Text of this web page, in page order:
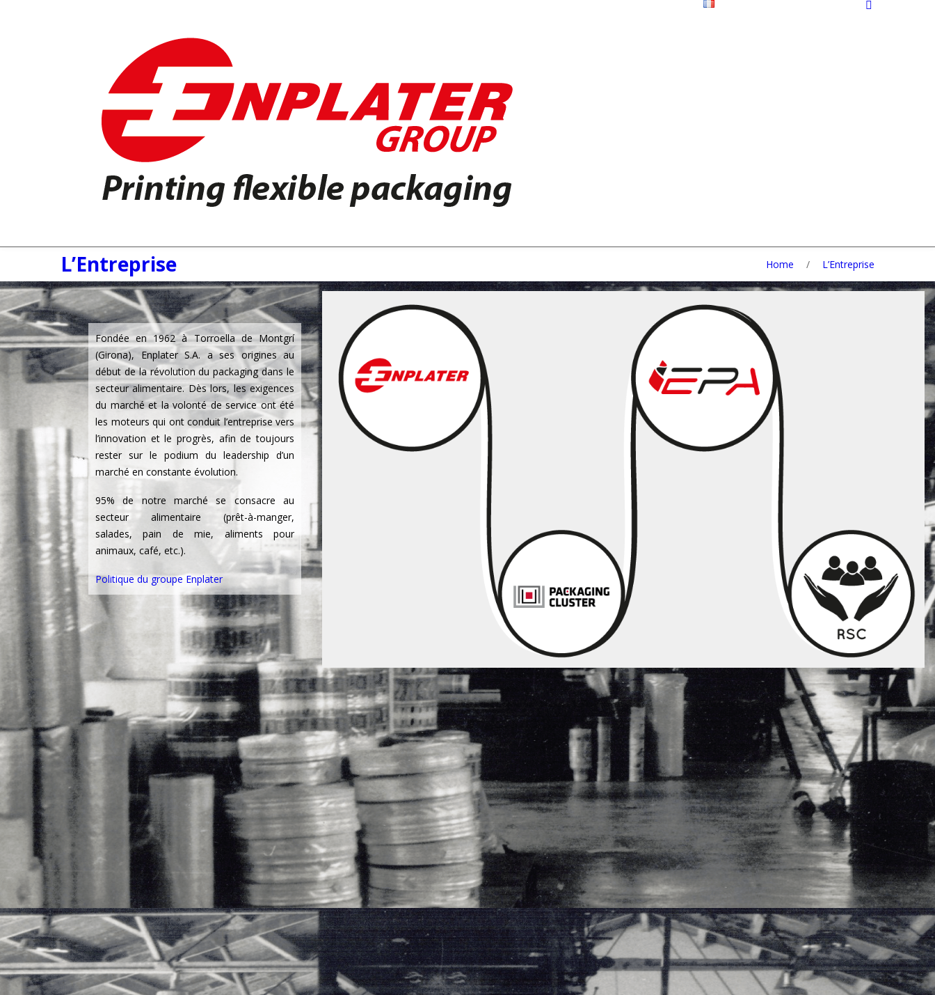
L’Entreprise Home / L’Entreprise
Fondée en 1962 à Torroella de Montgrí
(Girona), Enplater S.A. a ses origines au
début de la révolution du packaging dans le
secteur alimentaire. Dès lors, les exigences
du marché et la volonté de service ont été
les moteurs qui ont conduit l’entreprise vers
l’innovation et le progrès, afin de toujours
rester sur le podium du leadership d’un
marché en constante évolution.
95% de notre marché se consacre au
secteur alimentaire (prêt-à-manger,
salades, pain de mie, aliments pour
animaux, café, etc.).
Politique du groupe Enplater